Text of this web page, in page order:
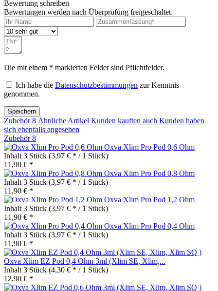
Bewertung schreiben
Bewertungen werden nach Überprüfung freigeschaltet.
Die mit einem * markierten Felder sind Pflichtfelder.
Ich habe die Datenschutzbestimmungen zur Kenntnis
genommen.
Speichern
Zubehör8 Ähnliche Artikel Kunden kauften auch Kunden haben
sich ebenfalls angesehen
Zubehör8
Oxva Xlim Pro Pod 0,6 Ohm
Inhalt 3 Stück (3,97 € * / 1 Stück)
11,90 € *
Oxva Xlim Pro Pod 0,8 Ohm
Inhalt 3 Stück (3,97 € * / 1 Stück)
11,90 € *
Oxva Xlim Pro Pod 1,2 Ohm
Inhalt 3 Stück (3,97 € * / 1 Stück)
11,90 € *
Oxva Xlim Pro Pod 0,4 Ohm
Inhalt 3 Stück (3,97 € * / 1 Stück)
11,90 € *
Oxva Xlim EZ Pod 0,4 Ohm 3ml (Xlim SE, Xlim,...
Inhalt 3 Stück (4,30 € * / 1 Stück)
12,90 € *